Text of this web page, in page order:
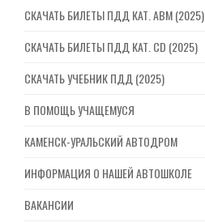
СКАЧАТЬ БИЛЕТЫ ПДД КАТ. ABM (2025)
СКАЧАТЬ БИЛЕТЫ ПДД КАТ. CD (2025)
СКАЧАТЬ УЧЕБНИК ПДД (2025)
В ПОМОЩЬ УЧАЩЕМУСЯ
КАМЕНСК-УРАЛЬСКИЙ АВТОДРОМ
ИНФОРМАЦИЯ О НАШЕЙ АВТОШКОЛЕ
ВАКАНСИИ